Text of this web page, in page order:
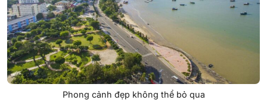
Phong cảnh đẹp không thể bỏ qua